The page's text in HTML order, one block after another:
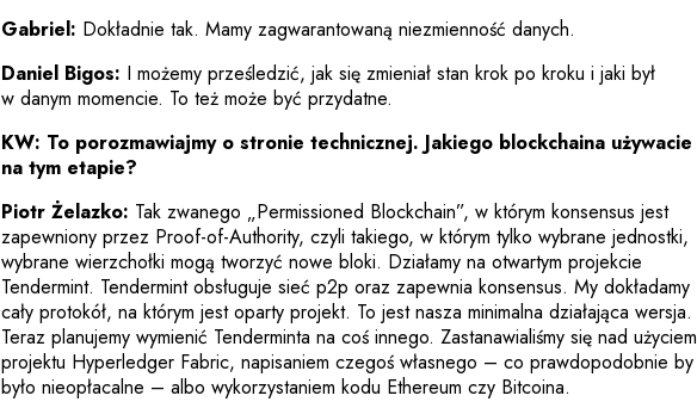
Gabriel: Dokładnie tak. Mamy zagwarantowaną niezmienność danych.
Daniel Bigos: I możemy prześledzić, jak się zmieniał stan krok po kroku i jaki był
w danym momencie. To też może być przydatne.
KW: To porozmawiajmy o stronie technicznej. Jakiego blockchaina używacie
na tym etapie?
Piotr Żelazko: Tak zwanego „Permissioned Blockchain”, w którym konsensus jest
zapewniony przez Proof-of-Authority, czyli takiego, w którym tylko wybrane jednostki,
wybrane wierzchołki mogą tworzyć nowe bloki. Działamy na otwartym projekcie
Tendermint. Tendermint obsługuje sieć p2p oraz zapewnia konsensus. My dokładamy
cały protokół, na którym jest oparty projekt. To jest nasza minimalna działająca wersja.
Teraz planujemy wymienić Tenderminta na coś innego. Zastanawialiśmy się nad użyciem
projektu Hyperledger Fabric, napisaniem czegoś własnego – co prawdopodobnie by
było nieopłacalne – albo wykorzystaniem kodu Ethereum czy Bitcoina.